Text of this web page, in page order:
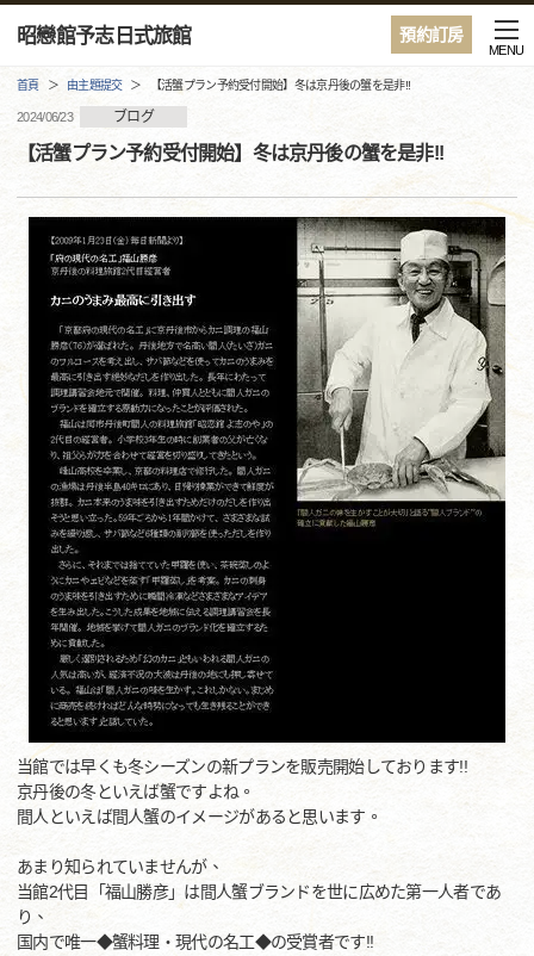
預約訂房
昭戀館予志日式旅館
MENU
首頁 由主題提交 【活蟹プラン予約受付開始】冬は京丹後の蟹を是非!!
2024/06/23 ブログ
【活蟹プラン予約受付開始】冬は京丹後の蟹を是非!!
当館では早くも冬シーズンの新プランを販売開始しております!!
京丹後の冬といえば蟹ですよね。
間人といえば間人蟹のイメージがあると思います。
あまり知られていませんが、
当館2代目「福山勝彦」は間人蟹ブランドを世に広めた第一人者であ
り、
国内で唯一◆蟹料理・現代の名工◆の受賞者です!!